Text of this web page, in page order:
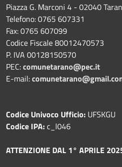
Piazza G. Marconi 4 - 02040
Telefono: 0765 607331
Fax: 0765 607099
Codice Fiscale 80012470573
P. IVA 00128150570
PEC:comunetarano@pec.it
E-mail:
Codice Univoco Ufficio: UFSKGU
Codice IPA:c_l046
ATTENZIONE DAL 1° APRILE